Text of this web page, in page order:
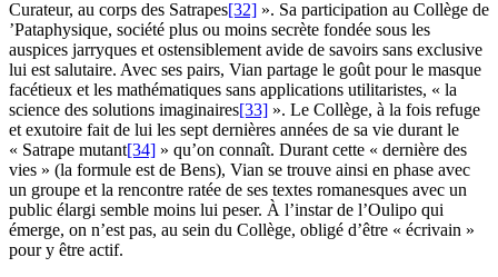
Curateur, au corps des Satrapes[32] ». Sa participation au Collège de
’Pataphysique, société plus ou moins secrète fondée sous les
auspices jarryques et ostensiblement avide de savoirs sans exclusive
lui est salutaire. Avec ses pairs, Vian partage le goût pour le masque
facétieux et les mathématiques sans applications utilitaristes, « la
science des solutions imaginaires[33] ». Le Collège, à la fois refuge
et exutoire fait de lui les sept dernières années de sa vie durant le
« Satrape mutant[34] » qu’on connaît. Durant cette « dernière des
vies » (la formule est de Bens), Vian se trouve ainsi en phase avec
un groupe et la rencontre ratée de ses textes romanesques avec un
public élargi semble moins lui peser. À l’instar de l’Oulipo qui
émerge, on n’est pas, au sein du Collège, obligé d’être « écrivain »
pour y être actif.